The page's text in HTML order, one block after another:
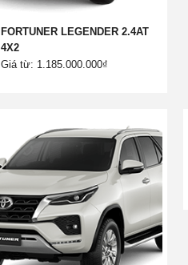
FORTUNER LEGENDER 2.4AT
4X2
Giá từ: 1.185.000.000₫